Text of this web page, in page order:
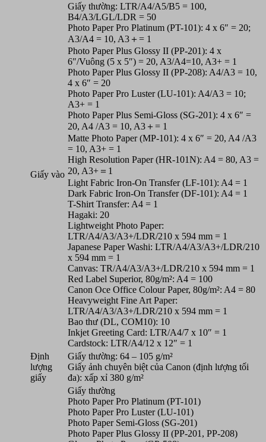
Giấy vào
Giấy thường: LTR/A4/A5/B5 = 100,
B4/A3/LGL/LDR = 50
Photo Paper Pro Platinum (PT-101): 4 x 6″ = 20;
A3/A4 = 10, A3＋= 1
Photo Paper Plus Glossy II (PP-201): 4 x
6″/Vuông (5 x 5″) = 20, A3/A4=10, A3+ = 1
Photo Paper Plus Glossy II (PP-208): A4/A3 = 10,
4 x 6″ = 20
Photo Paper Pro Luster (LU-101): A4/A3 = 10;
A3+ = 1
Photo Paper Plus Semi-Gloss (SG-201): 4 x 6″ =
20, A4 /A3 = 10, A3＋= 1
Matte Photo Paper (MP-101): 4 x 6″ = 20, A4 /A3
= 10, A3+ = 1
High Resolution Paper (HR-101N): A4 = 80, A3 =
20, A3+＝1
Light Fabric Iron-On Transfer (LF-101): A4 = 1
Dark Fabric Iron-On Transfer (DF-101): A4 = 1
T-Shirt Transfer: A4 = 1
Hagaki: 20
Lightweight Photo Paper:
LTR/A4/A3/A3+/LDR/210 x 594 mm = 1
Japanese Paper Washi: LTR/A4/A3/A3+/LDR/210
x 594 mm = 1
Canvas: TR/A4/A3/A3+/LDR/210 x 594 mm = 1
Red Label Superior, 80g/m²: A4 = 100
Canon Oce Office Colour Paper, 80g/m²: A4 = 80
Heavyweight Fine Art Paper:
LTR/A4/A3/A3+/LDR/210 x 594 mm = 1
Bao thư (DL, COM10): 10
Inkjet Greeting Card: LTR/A4/7 x 10″ = 1
Cardstock: LTR/A4/12 x 12″ = 1
Định
lượng
giấy
Giấy thường: 64 – 105 g/m²
Giấy ảnh chuyên biệt của Canon (định lượng tối
đa): xấp xỉ 380 g/m²
Giấy thường
Photo Paper Pro Platinum (PT-101)
Photo Paper Pro Luster (LU-101)
Photo Paper Semi-Gloss (SG-201)
Photo Paper Plus Glossy II (PP-201, PP-208)